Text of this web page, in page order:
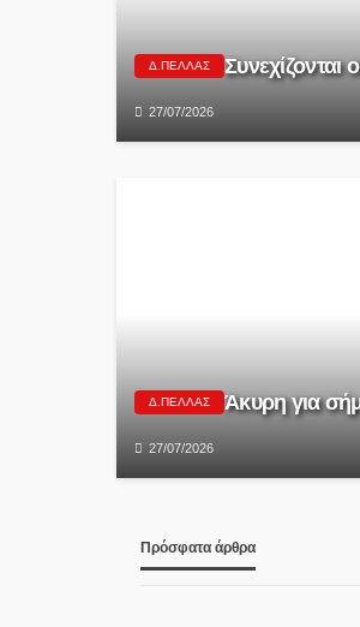
Δ.ΠΈΛΛΑΣ
27/07/2026
Δ.ΠΈΛΛΑΣ Άκυρη για
27/07/2026
Πρόσφατα άρθρα